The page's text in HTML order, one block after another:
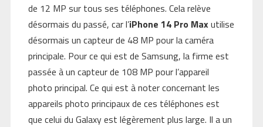
de 12 MP sur tous ses téléphones. Cela relève
désormais du passé, car l’iPhone 14 Pro Maxutilise
désormais un capteur de 48 MP pour la caméra
principale. Pour ce qui est de Samsung, la firme est
passée à un capteur de 108 MP pour l’appareil
photo principal. Ce qui est à noter concernant les
appareils photo principaux de ces téléphones est
que celui du Galaxy est légèrement plus large. Il a un